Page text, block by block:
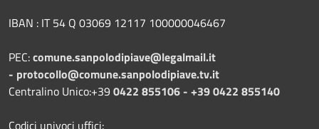
IBAN : IT 54 Q 03069 12117 100000046467
PEC:comune.sanpolodipiave@legalmail.it
- protocollo@comune.sanpolodipiave.tv.it
Centralino Unico:+39 0422 855106 - +39 0422 855140
Codici univoci uffici: